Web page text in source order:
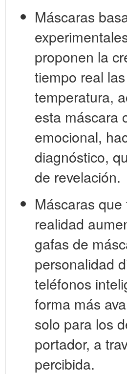
Máscaras
proponen la
tiempo real
temperatura,
esta máscara
emocional,
diagnóstico,
de revelación.
Máscaras
realidad
gafas de
personalidad
teléfonos
forma más
solo para los
portador, a
percibida.